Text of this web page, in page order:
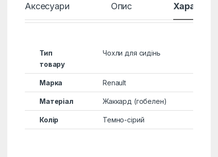
Аксесуари Опис
Тип
товару
Чохли для сидінь
Марка Renault
Матеріал Жаккард (гобелен)
Колір Темно-сірий